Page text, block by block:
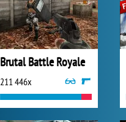
Brutal Battle Royale
211 446x